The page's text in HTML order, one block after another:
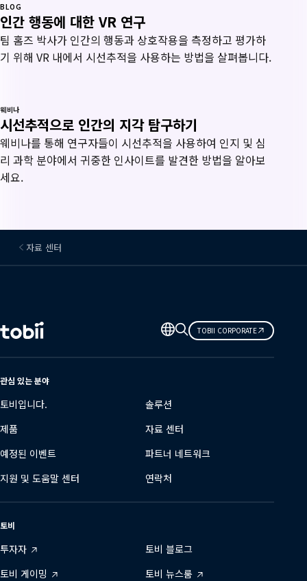
BLOG
인간 행동에 대한 VR 연구
팀 홈즈 박사가 인간의 행동과 상호작용을 측정하고 평가하
기 위해 VR 내에서 시선추적을 사용하는 방법을 살펴봅니다.
웨비나
시선추적으로 인간의 지각 탐구하기
웨비나를 통해 연구자들이 시선추적을 사용하여 인지 및 심
리 과학 분야에서 귀중한 인사이트를 발견한 방법을 알아보
세요.
자료 센터
언
어
변
TOBII CORPORATE
관심 있는 분야
토비입니다.
솔루션
제품
자료 센터
예정된 이벤트
파트너 네트워크
지원 및 도움말 센터
연락처
토비
투자자
토비 블로그
토비 게이밍
토비 뉴스룸